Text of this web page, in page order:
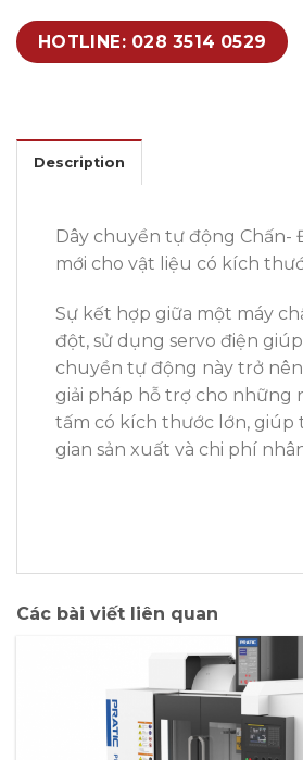
HOTLINE: 028 3514 0529
Description
Dây chuyền tự động Chấn-
mới cho vật liệu có kích
Sự kết hợp giữa một máy
đột, sử dụng servo điện
chuyền tự động này trở
giải pháp hỗ trợ cho những
tấm có kích thước lớn, giúp
gian sản xuất và chi phí
Các bài viết liên quan